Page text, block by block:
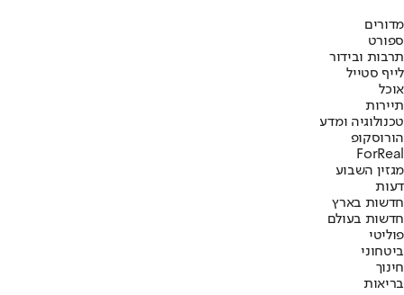
מדורים
ספורט
תרבות ובידור
לייף סטייל
אוכל
תיירות
טכנולוגיה ומדע
הורוסקופ
ForReal
מגזין השבוע
דעות
חדשות בארץ
חדשות בעולם
פוליטי
ביטחוני
חינוך
בריאות